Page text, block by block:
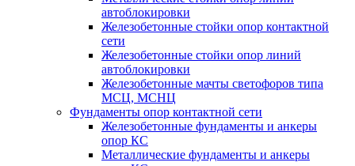
автоблокировки
Железобетонные стойки опор контактной
сети
Железобетонные стойки опор линий
автоблокировки
Железобетонные мачты светофоров типа
МСЦ, МСНЦ
Фундаменты опор контактной сети
Железобетонные фундаменты и анкеры
опор КС
Металлические фундаменты и анкеры